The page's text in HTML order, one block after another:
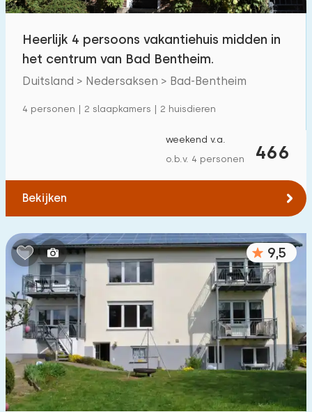
Heerlijk 4 persoons vakantiehuis midden in
het centrum van Bad Bentheim.
Duitsland > Nedersaksen > Bad-Bentheim
4 personen | 2 slaapkamers | 2 huisdieren
466
weekend v.a.
o.b.v. 4 personen
Bekijken
9,5